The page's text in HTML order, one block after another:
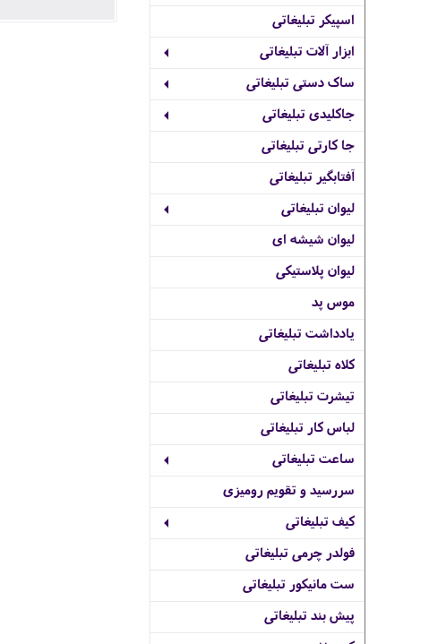
اسپیکر تبلیغاتی
ابزار آلات تبلیغاتی
ساک دستی تبلیغاتی
جاکلیدی تبلیغاتی
جا کارتی تبلیغاتی
آفتابگیر تبلیغاتی
لیوان تبلیغاتی
لیوان شیشه ای
لیوان پلاستیکی
موس پد
یادداشت تبلیغاتی
کلاه تبلیغاتی
تیشرت تبلیغاتی
لباس کار تبلیغاتی
ساعت تبلیغاتی
سررسید و تقویم رومیزی
کیف تبلیغاتی
فولدر چرمی تبلیغاتی
ست مانیکور تبلیغاتی
پیش بند تبلیغاتی